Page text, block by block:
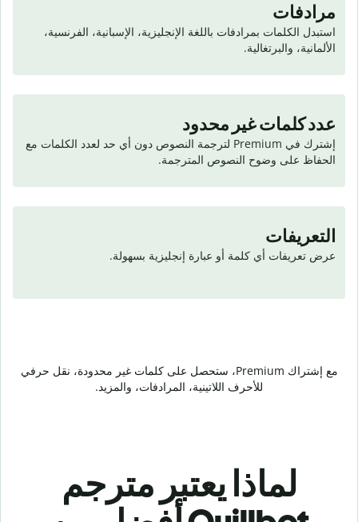
مرادفات
الألمانية، والبرتغالية.
عدد كلمات غير محدود
الحفاظ على وضوح النصوص المترجمة.
التعريفات
عرض تعريفات أي كلمة أو عبارة إنجليزية بسهولة.
مع إشتراك Premium، ستحصل على كلمات غير محدودة، نقل حرفي
للأحرف اللاتينية، المرادفات، والمزيد.
لماذا يعتبر مترجم